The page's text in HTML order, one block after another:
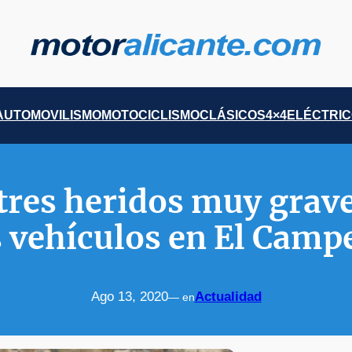
MOTOCICLISMOCLÁSICOS4×4
heridos muy
en El
Ago 13, 2020— enActualidad